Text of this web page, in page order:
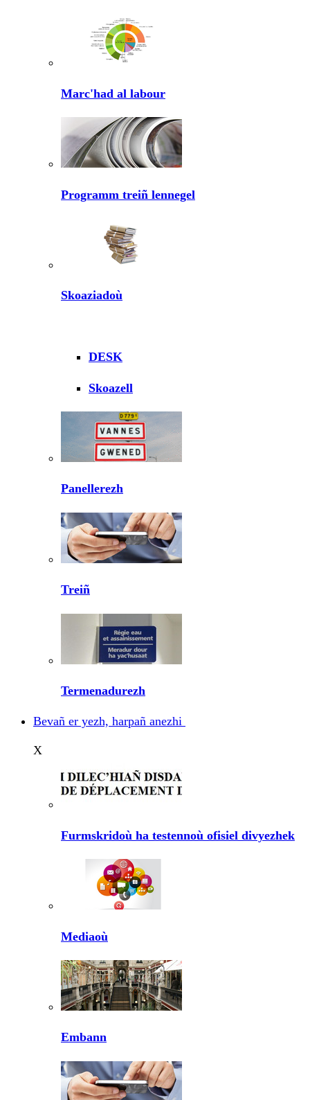
Marc'had al labour
Programm treiñ lennegel
Skoaziadoù
DESK
Skoazell
Panellerezh
Treiñ
Termenadurezh
Bevañ er yezh, harpañ anezhi
X
Furmskridoù ha testennoù ofisiel divyezhek
Mediaoù
Embann